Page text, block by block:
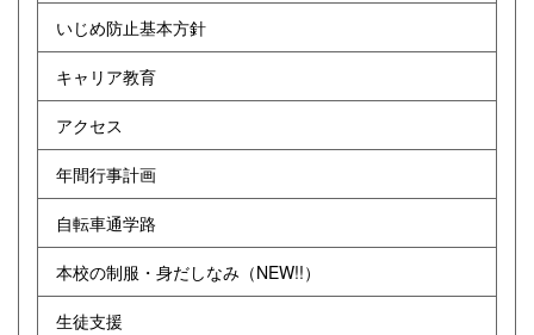
いじめ防止基本方針
キャリア教育
アクセス
年間行事計画
自転車通学路
本校の制服・身だしなみ（NEW!!）
生徒支援